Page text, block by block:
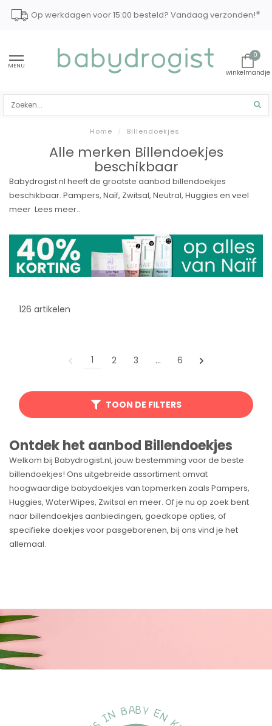
Op werkdagen voor 15:00 besteld? Vandaag verzonden!*
MENU
0
Home / Billendoekjes
Alle merken Billendoekjes
beschikbaar
Babydrogist.nl heeft de grootste aanbod billendoekjes
beschikbaar. Pampers, Naïf, Zwitsal, Neutral, Huggies en veel
meer Lees meer..
126 artikelen
1 2 3 … 6
TOON DE FILTERS
Ontdek het aanbod Billendoekjes
Welkom bij Babydrogist.nl, jouw bestemming voor de beste
billendoekjes! Ons uitgebreide assortiment omvat
hoogwaardige babydoekjes van topmerken zoals Pampers,
Huggies, WaterWipes, Zwitsal en meer. Of je nu op zoek bent
naar billendoekjes aanbiedingen, goedkope opties, of
specifieke doekjes voor pasgeborenen, bij ons vind je het
allemaal.